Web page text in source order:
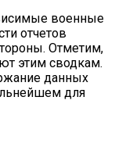
военные
отчетов
Отметим,
этим сводкам.
данных
для